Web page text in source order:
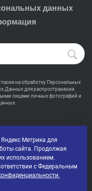
данных
на обработку Персональных
Данных для распространения.
лицами личных фотографий и
светотехника
Яндекс Метрика для
сайта. Продолжая
использованием.
с Федеральным